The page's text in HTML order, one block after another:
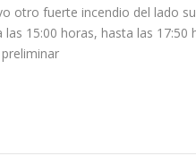
otro fuerte incendio del lado
15:00 horas, hasta las